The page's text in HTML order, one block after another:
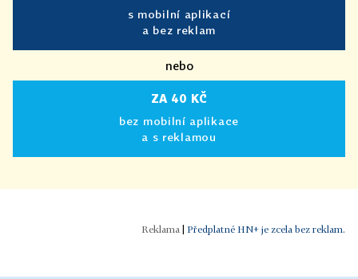
s mobilní aplikací
a bez reklam
nebo
ZA 40 KČ
bez mobilní aplikace
a s reklamou
Předplatné HN+ je zcela bez reklam.